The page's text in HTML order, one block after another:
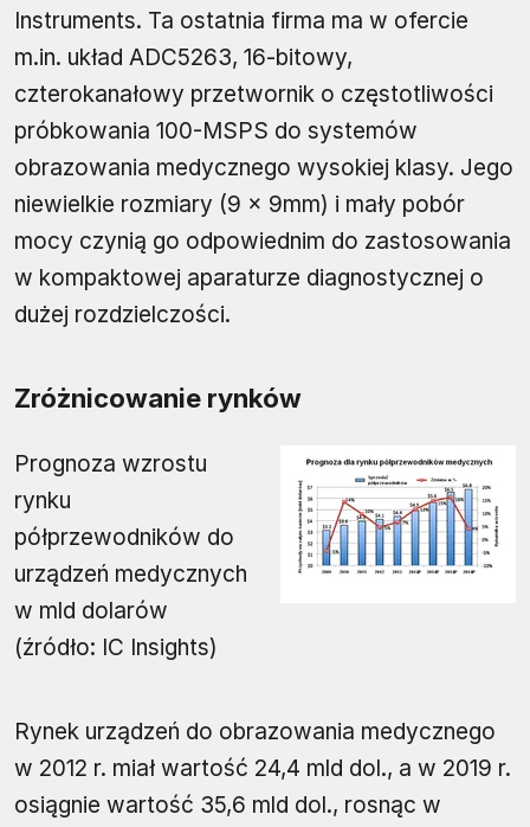
Instruments. Ta ostatnia firma ma w ofercie
m.in. układ ADC5263, 16-bitowy,
czterokanałowy przetwornik o częstotliwości
próbkowania 100-MSPS do systemów
obrazowania medycznego wysokiej klasy. Jego
niewielkie rozmiary (9 x 9mm) i mały pobór
mocy czynią go odpowiednim do zastosowania
w kompaktowej aparaturze diagnostycznej o
dużej rozdzielczości.
Zróżnicowanie rynków
Prognoza wzrostu
rynku
półprzewodników do
urządzeń medycznych
w mld dolarów
(źródło: IC Insights)
Rynek urządzeń do obrazowania medycznego
w 2012 r. miał wartość 24,4 mld dol., a w 2019 r.
osiągnie wartość 35,6 mld dol., rosnąc w